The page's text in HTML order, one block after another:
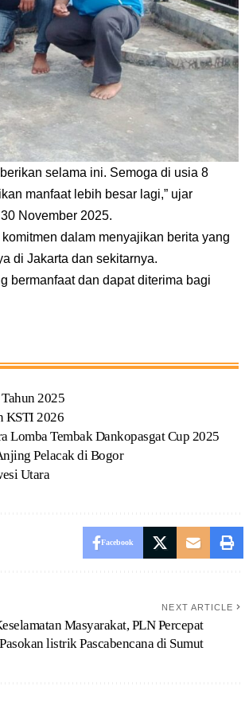
selama ini. Semoga di usia 8
manfaat lebih besar lagi,” ujar
November 2025.
dalam menyajikan berita yang
di Jakarta dan sekitarnya.
bermanfaat dan dapat diterima bagi
2025
KSTI 2026
Lomba Tembak Dankopasgat Cup 2025
Pelacak di Bogor
Utara
Facebook
NEXT ARTICLE
Masyarakat, PLN Percepat
listrik Pascabencana di Sumut